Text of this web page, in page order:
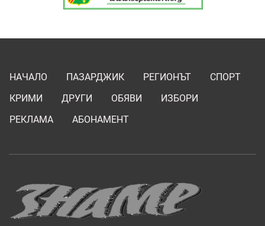
НАЧАЛО ПАЗАРДЖИК РЕГИОНЪТ
СПОРТ
КРИМИ
ДРУГИ ОБЯВИ
ИЗБОРИ
РЕКЛАМА
АБОНАМЕНТ